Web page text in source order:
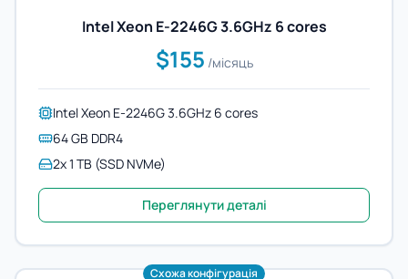
Intel Xeon E-2246G 3.6GHz 6 cores
$155 /місяць
Intel Xeon E-2246G 3.6GHz 6 cores
64 GB DDR4
2x 1 TB (SSD NVMe)
Переглянути деталі
Схожа конфігурація